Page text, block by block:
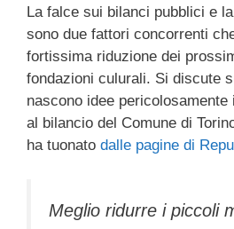
La falce sui bilanci pubblici e
sono due fattori concorrenti
fortissima riduzione dei
fondazioni culurali. Si discute
nascono idee pericolosamente
al bilancio del Comune di
ha tuonato dalle pagine di
Meglio ridurre i piccoli